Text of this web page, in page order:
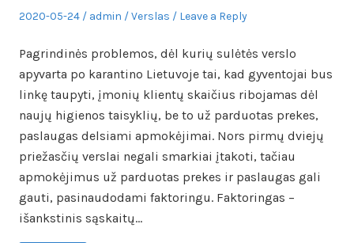
Posted
2020-05-24 Author
admin
Posted
Verslas Leave a Reply
Pagrindinės problemos, dėl kurių sulėtės verslo
apyvarta po karantino Lietuvoje tai, kad gyventojai bus
linkę taupyti, įmonių klientų skaičius ribojamas dėl
naujų higienos taisyklių, be to už parduotas prekes,
paslaugas delsiami apmokėjimai. Nors pirmų dviejų
priežasčių verslai negali smarkiai įtakoti, tačiau
apmokėjimus už parduotas prekes ir paslaugas gali
gauti, pasinaudodami faktoringu. Faktoringas –
išankstinis sąskaitų…